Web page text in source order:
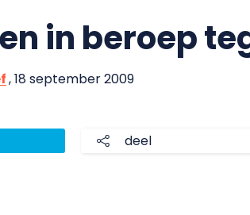
in beroep
, 18 september 2009
deel